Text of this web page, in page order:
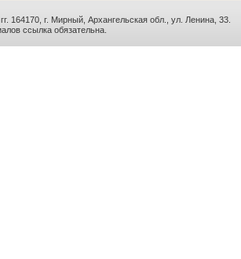
164170, г. Мирный, Архангельская обл., ул. Ленина, 33.
ссылка обязательна.